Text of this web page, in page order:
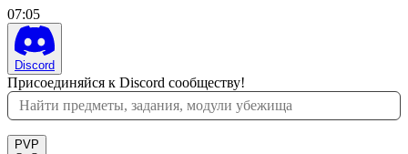
07:05
Discord
Присоединяйся к Discord сообществу!
PVP